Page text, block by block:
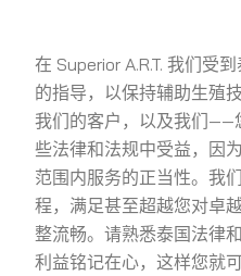
在 Superior A.R.T. 我们受
的指导，以保持辅助生殖
我们的客户，以及我们——
些法律和法规中受益，因
范围内服务的正当性。我
程，满足甚至超越您对卓
整流畅。请熟悉泰国法律
利益铭记在心，这样您就